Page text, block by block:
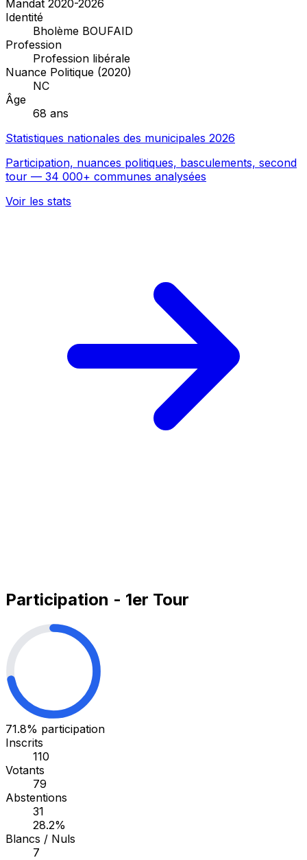
Mandat 2020-2026
Identité
Bholème BOUFAID
Profession
Profession libérale
Nuance Politique (2020)
NC
Âge
68 ans
Statistiques nationales des municipales 2026
Participation, nuances politiques, basculements, second
tour — 34 000+ communes analysées
Voir les stats
Participation - 1er Tour
71.8% participation
Inscrits
110
Votants
79
Abstentions
31
28.2%
Blancs / Nuls
7